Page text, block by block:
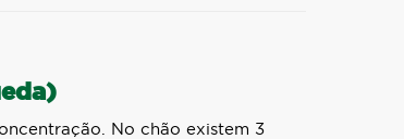
No chão existem 3